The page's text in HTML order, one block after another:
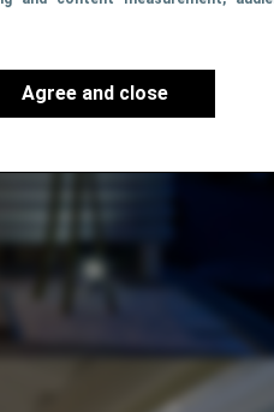
Agree and close